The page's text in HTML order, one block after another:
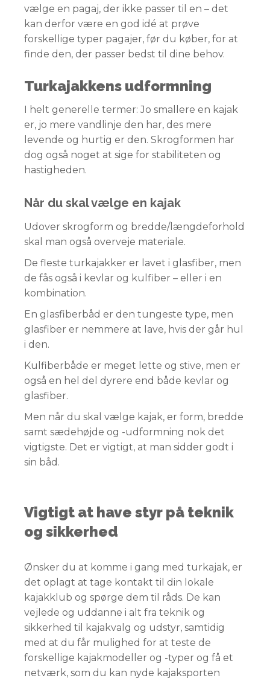
vælge en pagaj, der ikke passer til en – det
kan derfor være en god idé at prøve
forskellige typer pagajer, før du køber, for at
finde den, der passer bedst til dine behov.
Turkajakkens udformning
I helt generelle termer: Jo smallere en kajak
er, jo mere vandlinje den har, des mere
levende og hurtig er den. Skrogformen har
dog også noget at sige for stabiliteten og
hastigheden.
Når du skal vælge en kajak
Udover skrogform og bredde/længdeforhold
skal man også overveje materiale.
De fleste turkajakker er lavet i glasfiber, men
de fås også i kevlar og kulfiber – eller i en
kombination.
En glasfiberbåd er den tungeste type, men
glasfiber er nemmere at lave, hvis der går hul
i den.
Kulfiberbåde er meget lette og stive, men er
også en hel del dyrere end både kevlar og
glasfiber.
Men når du skal vælge kajak, er form, bredde
samt sædehøjde og -udformning nok det
vigtigste. Det er vigtigt, at man sidder godt i
sin båd.
Vigtigt at have styr på teknik
og sikkerhed
Ønsker du at komme i gang med turkajak, er
det oplagt at tage kontakt til din lokale
kajakklub og spørge dem til råds. De kan
vejlede og uddanne i alt fra teknik og
sikkerhed til kajakvalg og udstyr, samtidig
med at du får mulighed for at teste de
forskellige kajakmodeller og -typer og få et
netværk, som du kan nyde kajaksporten